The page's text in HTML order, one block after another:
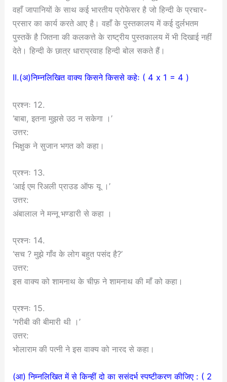
वहाँ जापानियों के साथ कई भारतीय प्रोफेसर है जो हिन्दी के प्रचार-
प्रसार का कार्य करते आए है। वहाँ के पुस्तकालय में कई दुर्लभतम
पुस्तकें है जितना की कलकत्ते के राष्ट्रीय पुस्तकालय में भी दिखाई नहीं
देते। हिन्दी के छात्र धाराप्रवाह हिन्दी बोल सकते हैं।
II.(अ)निम्नलिखित वाक्य किसने किससे कहेः ( 4 x 1 = 4 )
प्रश्नः 12.
‘बाबा, इतना मुझसे उठ न सकेगा ।’
उत्तर:
भिक्षुक ने सुजान भगत को कहा।
प्रश्नः 13.
‘आई एम रिअली प्राउड ऑफ यू ।’
उत्तर:
अंबालाल ने मन्नू भण्डारी से कहा ।
प्रश्नः 14.
‘सच ? मुझे गाँव के लोग बहुत पसंद है?’
उत्तर:
इस वाक्य को शामनाथ के चीफ़ ने शामनाथ की माँ को कहा।
प्रश्नः 15.
‘गरीबी की बीमारी थी ।’
उत्तर:
भोलाराम की पत्नी ने इस वाक्य को नारद से कहा।
(आ) निम्नलिखित में से किन्हीं दो का ससंदर्भ स्पष्टीकरण कीजिए : ( 2